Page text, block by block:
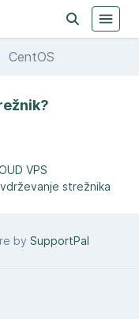
CentOS
VPS
vdrževanje strežnika
by SupportPal